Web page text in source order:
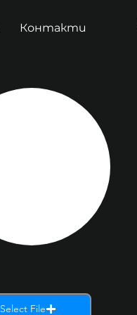
Контакти
Select File